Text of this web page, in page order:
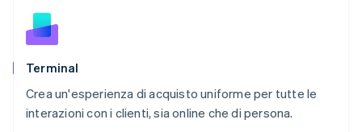
Terminal
Crea un'esperienza di acquisto uniforme per tutte le
interazioni con i clienti, sia online che di persona.
Polonia
English
Portogallo
Português
English简体中文
Regno Unito